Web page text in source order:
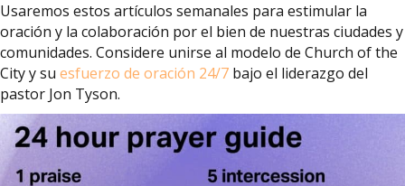
Usaremos estos artículos semanales para estimular la
oración y la colaboración por el bien de nuestras ciudades y
comunidades. Considere unirse al modelo de Church of the
City y su esfuerzo de oración 24/7 bajo el liderazgo del
pastor Jon Tyson.